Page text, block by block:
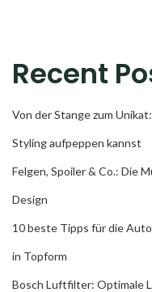
Recent
Von der Stange zum
Styling aufpeppen kannst
Felgen, Spoiler & Co.: Die
Design
10 beste Tipps für die
in Topform
Bosch Luftfilter: Optimale